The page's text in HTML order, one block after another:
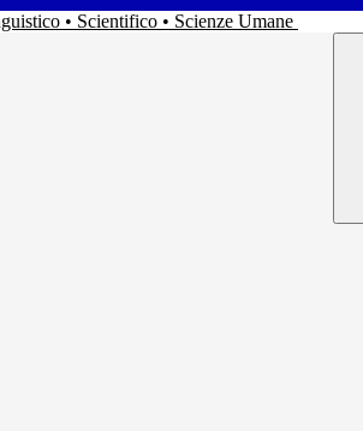
• Scientifico • Scienze Umane